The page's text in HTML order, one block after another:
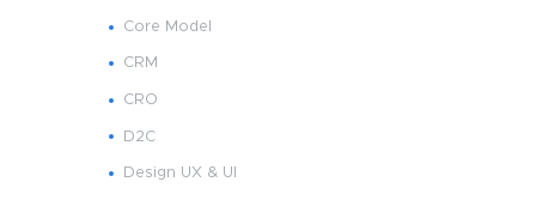
Core Model
CRM
CRO
D2C
Design UX & UI